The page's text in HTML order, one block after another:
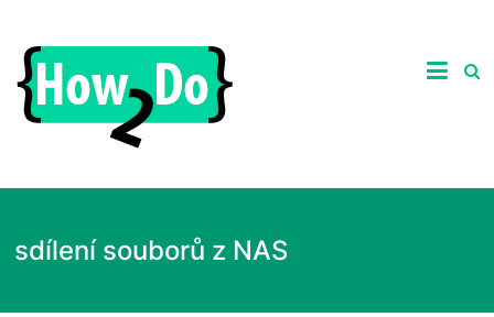
content
Praktické
tipy
zajímavých
produktů
sdílení souborů z NAS